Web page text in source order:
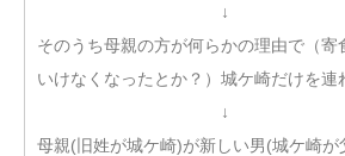
↓
そのうち母親の方が何らかの理由で（寄
いけなくなったとか？）城ケ崎だけを連
↓
母親(旧姓が城ケ崎)が新しい男(城ケ崎が